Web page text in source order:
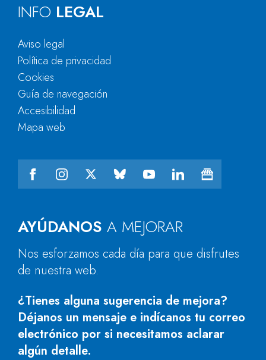
AYÚDANOS A MEJORAR
Nos esforzamos cada día para que disfrutes
de nuestra web.
¿Tienes alguna sugerencia de mejora?
Déjanos un mensaje e indícanos tu correo
electrónico por si necesitamos aclarar
algún detalle.
INFO LEGAL
Aviso legal
Política de privacidad
Cookies
Guía de navegación
Accesibilidad
Mapa web